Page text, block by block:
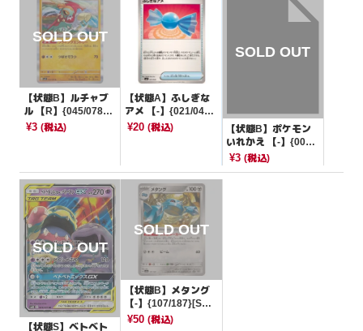
【状態B】ルチャブ
ル 【R】{045/078}
[SV1S]
¥3 (税込)
【状態A】ふしぎな
アメ 【-】{021/044}
[SVK]
¥20(税込)
【状態B】ポケモン
いれかえ 【-】{005/
028}[SVB]
¥3 (税込)
【状態S】ベトベト
【状態B】メタング
【-】{107/187}[SV8
a]
¥50(税込)